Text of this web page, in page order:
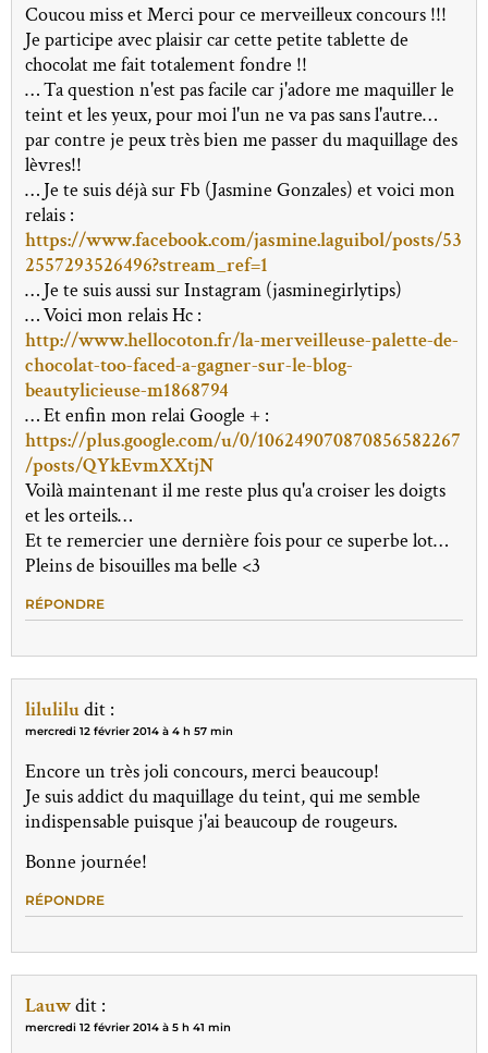
Coucou miss et Merci pour ce merveilleux concours !!!
Je participe avec plaisir car cette petite tablette de
chocolat me fait totalement fondre !!
… Ta question n'est pas facile car j'adore me maquiller le
teint et les yeux, pour moi l'un ne va pas sans l'autre…
par contre je peux très bien me passer du maquillage des
lèvres!!
… Je te suis déjà sur Fb (Jasmine Gonzales) et voici mon
relais :
https://www.facebook.com/jasmine.laguibol/posts/53
2557293526496?stream_ref=1
… Je te suis aussi sur Instagram (jasminegirlytips)
… Voici mon relais Hc :
http://www.hellocoton.fr/la-merveilleuse-palette-de-
chocolat-too-faced-a-gagner-sur-le-blog-
beautylicieuse-m1868794
… Et enfin mon relai Google + :
https://plus.google.com/u/0/106249070870856582267
/posts/QYkEvmXXtjN
Voilà maintenant il me reste plus qu'a croiser les doigts
et les orteils…
Et te remercier une dernière fois pour ce superbe lot…
Pleins de bisouilles ma belle <3
RÉPONDRE
liluliludit :
mercredi 12 février 2014 à 4 h 57 min
Encore un très joli concours, merci beaucoup!
Je suis addict du maquillage du teint, qui me semble
indispensable puisque j'ai beaucoup de rougeurs.
Bonne journée!
RÉPONDRE
Lauwdit :
mercredi 12 février 2014 à 5 h 41 min